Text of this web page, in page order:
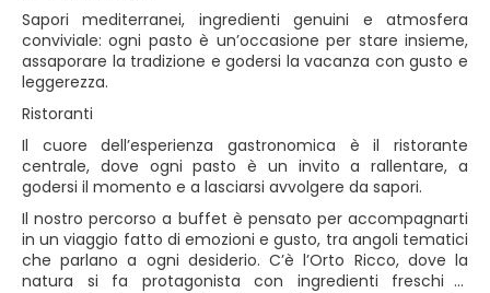
Sapori mediterranei, ingredienti genuini e atmosfera
conviviale: ogni pasto è un’occasione per stare insieme,
assaporare la tradizione e godersi la vacanza con gusto e
leggerezza.
Ristoranti
Il cuore dell’esperienza gastronomica è il ristorante
centrale, dove ogni pasto è un invito a rallentare, a
godersi il momento e a lasciarsi avvolgere da sapori.
Il nostro percorso a buffet è pensato per accompagnarti
in un viaggio fatto di emozioni e gusto, tra angoli tematici
che parlano a ogni desiderio. C’è l’Orto Ricco, dove la
natura si fa protagonista con ingredienti freschi e